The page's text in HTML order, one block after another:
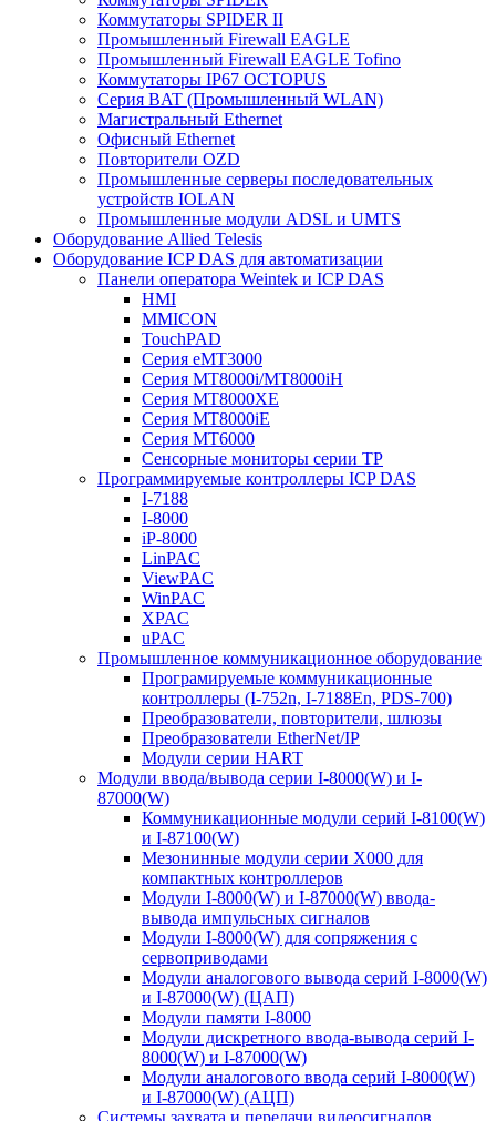
Коммутаторы SPIDER II
Промышленный Firewall EAGLE
Промышленный Firewall EAGLE Tofino
Коммутаторы IP67 OCTOPUS
Серия BAT (Промышленный WLAN)
Магистральный Ethernet
Офисный Ethernet
Повторители OZD
Промышленные серверы последовательных
устройств IOLAN
Промышленные модули ADSL и UMTS
Оборудование Allied Telesis
Оборудование ICP DAS для автоматизации
Панели оператора Weintek и ICP DAS
HMI
MMICON
TouchPAD
Серия eMT3000
Серия MT8000i/MT8000iH
Серия MT8000XE
Серия MT8000iE
Серия MT6000
Сенсорные мониторы серии TP
Программируемые контроллеры ICP DAS
I-7188
I-8000
iP-8000
LinPAC
ViewPAC
WinPAC
XPAC
uPAC
Промышленное коммуникационное оборудование
Програмируемые коммуникационные
контроллеры (I-752n, I-7188En, PDS-700)
Преобразователи, повторители, шлюзы
Преобразователи EtherNet/IP
Модули серии HART
Модули ввода/вывода серии I-8000(W) и I-
87000(W)
Коммуникационные модули серий I-8100(W)
и I-87100(W)
Мезонинные модули серии X000 для
компактных контроллеров
Модули I-8000(W) и I-87000(W) ввода-
вывода импульсных сигналов
Модули I-8000(W) для сопряжения с
сервоприводами
Модули аналогового вывода серий I-8000(W)
и I-87000(W) (ЦАП)
Модули памяти I-8000
Модули дискретного ввода-вывода серий I-
8000(W) и I-87000(W)
Модули аналогового ввода серий I-8000(W)
и I-87000(W) (АЦП)
Системы захвата и передачи видеосигналов